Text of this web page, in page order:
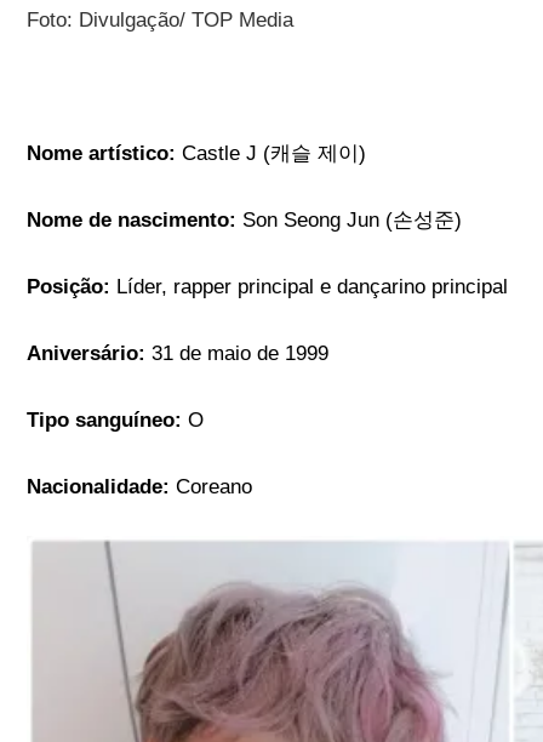
Foto: Divulgação/ TOP Media
Nome artístico:Castle J (캐슬 제이)
Nome de nascimento: Son Seong Jun (손성준)
Posição: Líder, rapper principal e dançarino principal
Aniversário:31 de maio de 1999
Tipo sanguíneo:O
Nacionalidade:Coreano